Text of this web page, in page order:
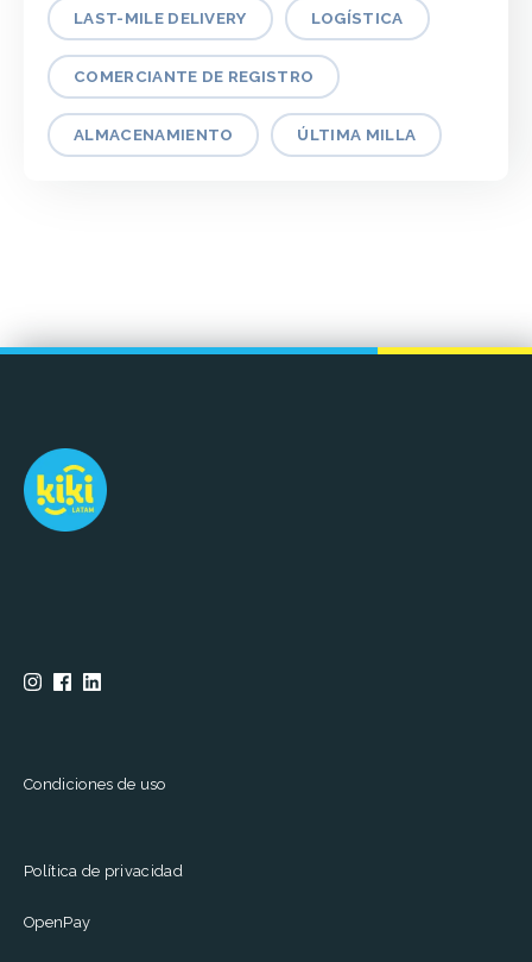
LAST-MILE DELIVERY LOGÍSTICA
COMERCIANTE DE REGISTRO
ALMACENAMIENTO ÚLTIMA MILLA
Condiciones de uso
Política de privacidad
OpenPay